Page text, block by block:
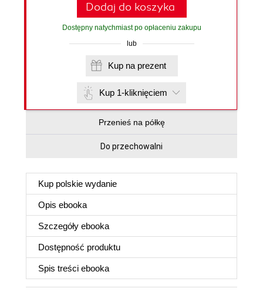
Dodaj do koszyka
Dostępny natychmiast po opłaceniu zakupu
lub
Kup na prezent
Kup 1-kliknięciem
Przenieś na półkę
Do przechowalni
Kup polskie wydanie
Opis ebooka
Szczegóły ebooka
Dostępność produktu
Spis treści ebooka